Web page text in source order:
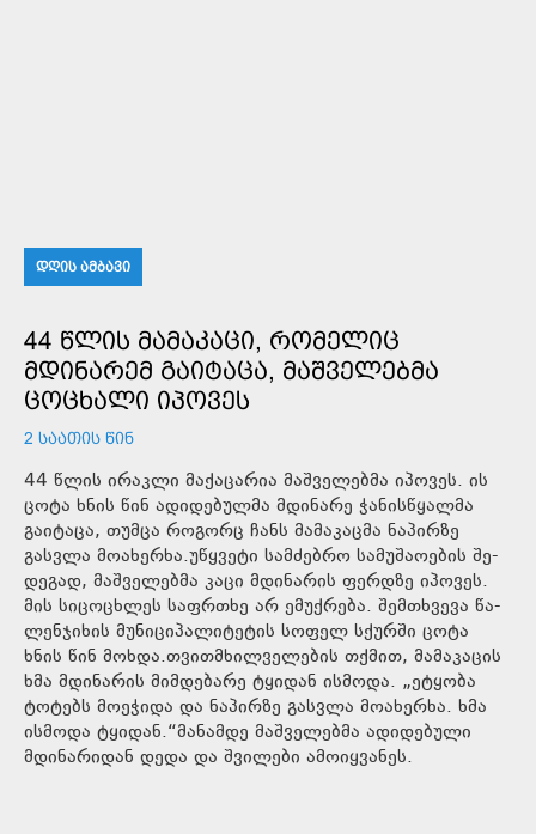
ᲓᲦᲘᲡ ᲐᲛᲑᲐᲕᲘ
44 ᲬᲚᲘᲡ ᲛᲐᲛᲐᲙᲐᲪᲘ, ᲠᲝᲛᲔᲚᲘᲪ
ᲛᲓᲘᲜᲐᲠᲔᲛ ᲒᲐᲘᲢᲐᲪᲐ, ᲛᲐᲨᲕᲔᲚᲔᲑᲛᲐ
ᲪᲝᲪᲮᲐᲚᲘ ᲘᲞᲝᲕᲔᲡ
2 ᲡᲐᲐᲗᲘᲡ ᲬᲘᲜ
44 წლის ირაკლი მაქაცარია მაშველებმა იპოვეს. ის
ცოტა ხნის წინ ადიდებულმა მდინარე ჭანისწყალმა
გაიტაცა, თუმცა როგორც ჩანს მამაკაცმა ნაპირზე
გასვლა მოახერხა.უწყვე­ტი სამ­ძებ­რო სა­მუ­შა­ო­ე­ბის შე­
დე­გად, მაშ­ვე­ლებ­მა კაცი მდი­ნა­რის ფერ­დზე იპო­ვეს.
მის სი­ცო­ცხლეს საფრ­თხე არ ემუქ­რე­ბა. შემ­თხვე­ვა წა­
ლენ­ჯი­ხის მუ­ნი­ცი­პა­ლი­ტე­ტის სო­ფელ სქურ­ში ცოტა
ხნის წინ მოხ­და.თვითმხილველების თქმით, მამაკაცის
ხმა მდინარის მიმდებარე ტყიდან ისმოდა. „ეტყობა
ტოტებს მოეჭიდა და ნაპირზე გასვლა მოახერხა. ხმა
ისმოდა ტყიდან.“მანამდე მაშველებმა ადიდებული
მდინარიდან დედა და შვილები ამოიყვანეს.